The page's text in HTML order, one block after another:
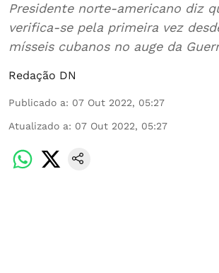
Presidente norte-americano diz
verifica-se pela primeira vez
mísseis cubanos no auge da
Redação DN
Publicado a: 07 Out 2022, 05:27
Atualizado a: 07 Out 2022, 05:27